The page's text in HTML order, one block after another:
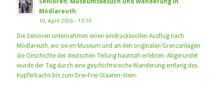
Senioren: Museumsbesuch und Wanderung in
Mödlareuth
10. April 2026 - 13:10
Die Senioren unternahmen einen eindrucksvollen Ausflug nach
Mödlareuth, wo sie im Museum und an den originalen Grenzanlagen
die Geschichte der deutschen Teilung hautnah erlebten. Abgerundet
wurde der Tag durch eine geschichtsreiche Wanderung entlang des
Kupferbachs bis zum Drei-Frei-Staaten-Stein.